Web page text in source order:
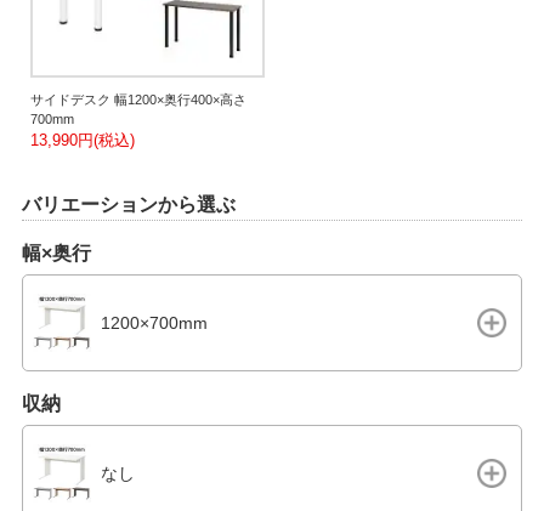
サイドデスク 幅1200×奥行400×高さ
700mm
13,990円(税込)
バリエーションから選ぶ
幅×奥行
1200×700mm
収納
なし